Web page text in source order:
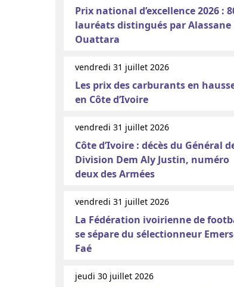
Prix national d’excellence 2026 :
lauréats distingués par Alassane
Ouattara
vendredi 31 juillet 2026
Les prix des carburants en
en Côte d’Ivoire
vendredi 31 juillet 2026
Côte d’Ivoire : décès du Général
Division Dem Aly Justin, numéro
deux des Armées
vendredi 31 juillet 2026
La Fédération ivoirienne de
se sépare du sélectionneur
Faé
jeudi 30 juillet 2026